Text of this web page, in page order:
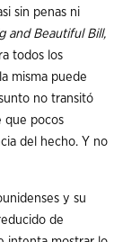
sin penas ni
and Beautiful Bill,
todos los
misma puede
no transitó
que pocos
del hecho. Y no
y su
de